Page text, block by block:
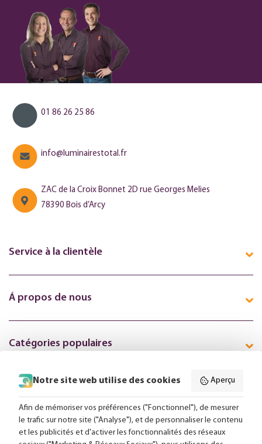
01 86 26 25 86
info@luminairestotal.fr
ZAC de la Croix Bonnet 2D rue Georges Melies
78390 Bois d’Arcy
Service à la clientèle
Á propos de nous
Catégories populaires
Suivez-nous en ligne:
Livraison gratuite à partir de 99,-
Notre site web utilise des cookies Aperçu
Afin de mémoriser vos préférences ("Fonctionnel"), de mesurer
le trafic sur notre site ("Analyse"), et de personnaliser le contenu
et les publicités et d'activer les fonctionnalités des réseaux